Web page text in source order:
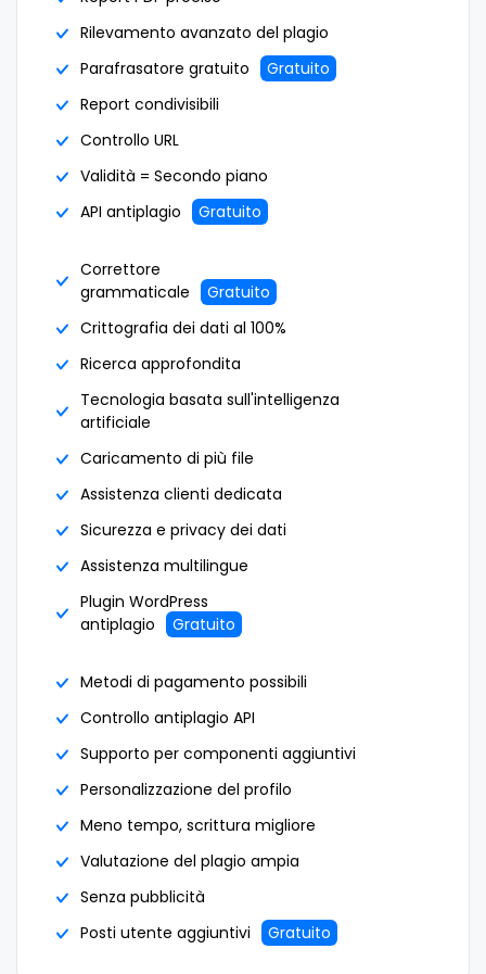
Rilevamento avanzato del plagio
Parafrasatore gratuito
Gratuito
Report condivisibili
Controllo URL
Validità = Secondo piano
API antiplagio
Gratuito
Correttore
grammaticale
Gratuito
Crittografia dei dati al 100%
Ricerca approfondita
Tecnologia basata sull'intelligenza
artificiale
Caricamento di più file
Assistenza clienti dedicata
Sicurezza e privacy dei dati
Assistenza multilingue
Plugin WordPress
antiplagio
Gratuito
Metodi di pagamento possibili
Controllo antiplagio API
Supporto per componenti aggiuntivi
Personalizzazione del profilo
Meno tempo, scrittura migliore
Valutazione del plagio ampia
Senza pubblicità
Posti utente aggiuntivi
Gratuito